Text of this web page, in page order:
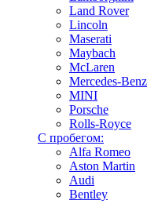
Land Rover
Lincoln
Maserati
Maybach
McLaren
Mercedes-Benz
MINI
Porsche
Rolls-Royce
С пробегом:
Alfa Romeo
Aston Martin
Audi
Bentley